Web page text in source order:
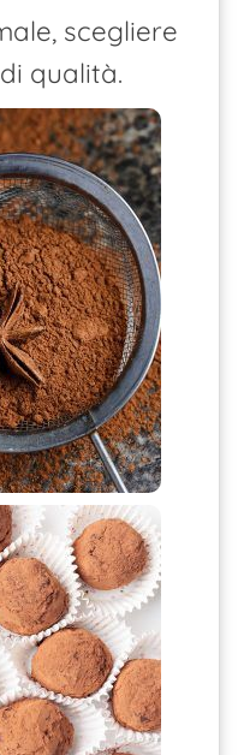
scegliere
qualità.